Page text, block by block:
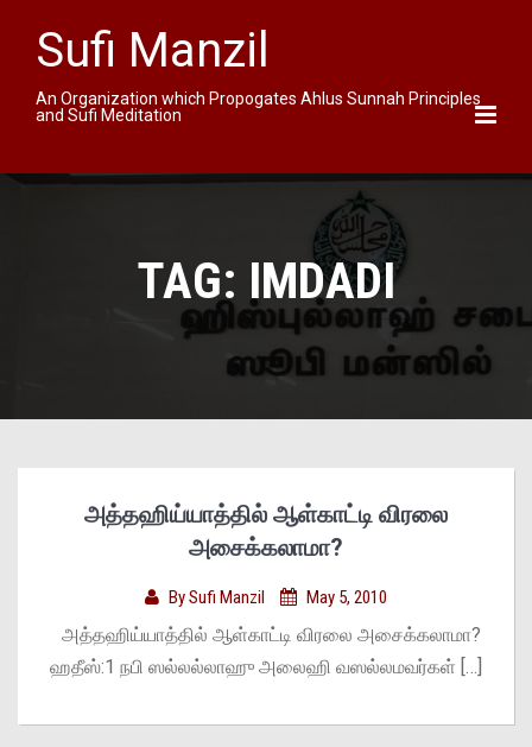
Sufi Manzil
An Organization which Propogates Ahlus Sunnah Principles
and Sufi Meditation
TAG: IMDADI
அத்தஹிய்யாத்தில் ஆள்காட்டி விரலை
அசைக்கலாமா?
BySufi Manzil May 5, 2010
அத்தஹிய்யாத்தில் ஆள்காட்டி விரலை அசைக்கலாமா?
ஹதீஸ்:1 நபி ஸல்லல்லாஹு அலைஹி வஸல்லமவர்கள் […]